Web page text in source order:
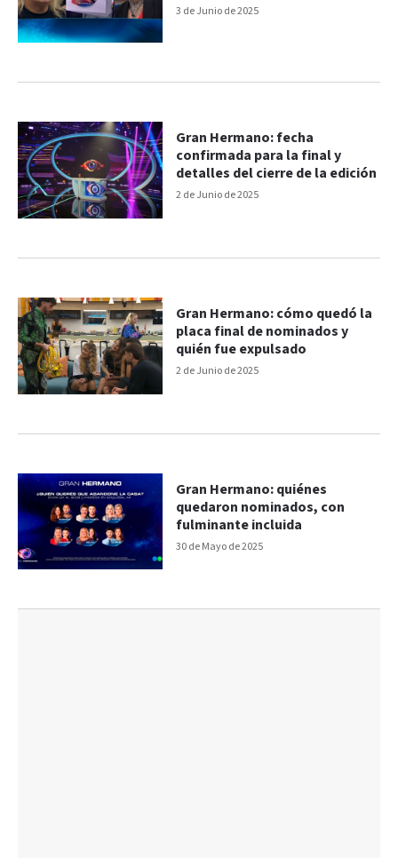
3 de Junio de 2025
2 de Junio de 2025
Gran Hermano: fecha
confirmada para la final y
detalles del cierre de la edición
2 de Junio de 2025
Gran Hermano: cómo quedó la
placa final de nominados y
quién fue expulsado
30 de Mayo de 2025
Gran Hermano: quiénes
quedaron nominados, con
fulminante incluida